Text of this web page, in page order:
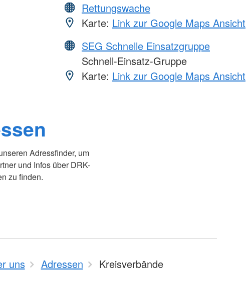
Rettungswache
Karte: Link zur Google Maps Ansicht
SEG Schnelle Einsatzgruppe
Schnell-Einsatz-Gruppe
Karte: Link zur Google Maps Ansicht
Adressfinder, um
und Infos über DRK-
zu finden.
uns Adressen Kreisverbände